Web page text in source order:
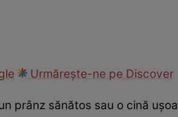
Urmărește-ne pe Discover
prânz sănătos sau o cină